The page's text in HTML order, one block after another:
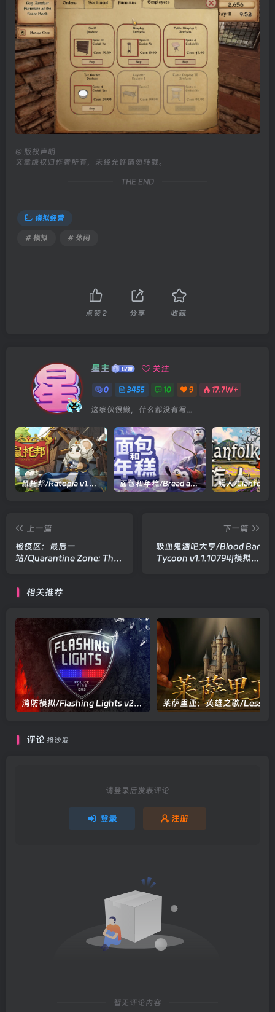
© 版权声明
文章版权归作者所有，未经允许请勿转载。
THE END
模拟经营
# 模拟 # 休闲
点赞 2 分享 收藏
星主 关注
0 3455 10 9 17.7W+
这家伙很懒，什么都没有写...
鼠托邦/Ratopia v1.0.0530|策略模拟|容量2.9GB|官方中文版 面包和年糕/Bread and Fred Build.21411256|动作冒险|容量1.1GB|官方中文版
上一篇
检疫区：最后一
站/Quarantine Zone: The
版
下一篇
吸血鬼酒吧大亨/Blood Bar
Tycoon v1.1.10794|模拟经
相关推荐
消防模拟/Flashing Lights v20260317|模拟经营|容量6.2GB|官方中文版
评论 抢沙发
请登录后发表评论
登录 注册
暂无评论内容